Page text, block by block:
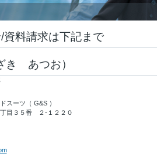
料請求は下記まで
き あつお）
スーツ（ G&S ）
目３５番 ２-１２２０